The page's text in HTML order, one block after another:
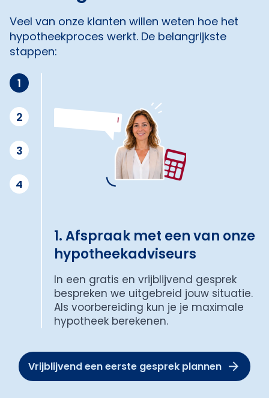
Veel van onze klanten willen weten hoe het
hypotheekproces werkt. De belangrijkste
stappen:
1
2
3
4
1. Afspraak met een van onze
hypotheekadviseurs
In een gratis en vrijblijvend gesprek
bespreken we uitgebreid jouw situatie.
Als voorbereiding kun je je maximale
hypotheek berekenen.
Vrijblijvend een eerste gesprek plannen